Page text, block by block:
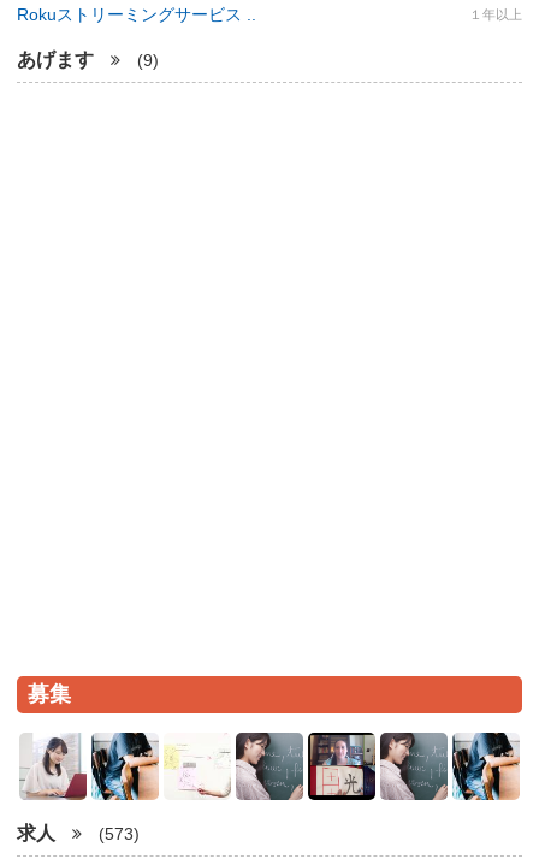
Rokuストリーミングサービス .. １年以上
あげます (9)
募集
求人 (573)